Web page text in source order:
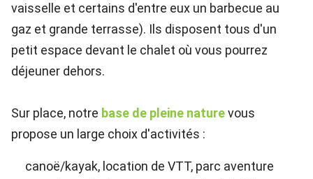
vaisselle et certains d'entre eux un barbecue au
gaz et grande terrasse). Ils disposent tous d'un
petit espace devant le chalet où vous pourrez
déjeuner dehors.
Sur place, notre base de pleine naturevous
propose un large choix d'activités :
canoë/kayak, location de VTT, parc aventure